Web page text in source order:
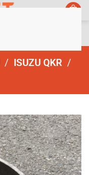
ISUZU QKR